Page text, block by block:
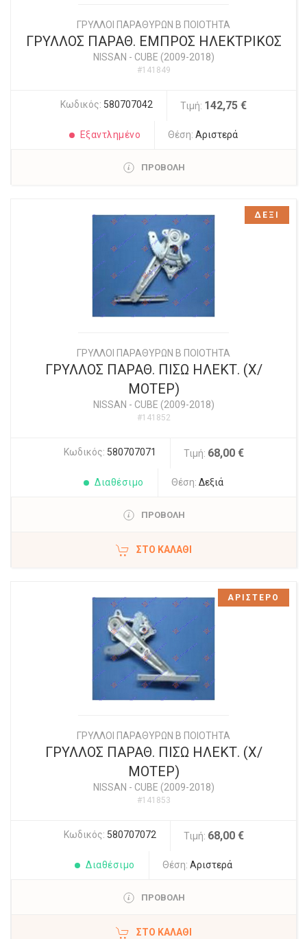
ΓΡΥΛΛΟΙ ΠΑΡΑΘΥΡΩΝ Β ΠΟΙΟΤΗΤΑ
ΓΡΥΛΛΟΣ ΠΑΡΑΘ. ΕΜΠΡΟΣ ΗΛΕΚΤΡΙΚΟΣ
NISSAN - CUBE (2009-2018)
#141849
Κωδικός: 580707042 Τιμή: 142,75 €
Εξαντλημένο Θέση:Αριστερά
ΠΡΟΒΟΛΗ
ΓΡΥΛΛΟΙ ΠΑΡΑΘΥΡΩΝ Β ΠΟΙΟΤΗΤΑ
ΓΡΥΛΛΟΣ ΠΑΡΑΘ. ΠΙΣΩ ΗΛΕΚΤ. (Χ/
ΜΟΤΕΡ)
NISSAN - CUBE (2009-2018)
#141852
Κωδικός: 580707071 Τιμή: 68,00 €
Διαθέσιμο Θέση: Δεξιά
ΠΡΟΒΟΛΗ
ΣΤΟ ΚΑΛΆΘΙ
ΔΕΞΙ
ΓΡΥΛΛΟΙ ΠΑΡΑΘΥΡΩΝ Β ΠΟΙΟΤΗΤΑ
ΓΡΥΛΛΟΣ ΠΑΡΑΘ. ΠΙΣΩ ΗΛΕΚΤ. (Χ/
ΜΟΤΕΡ)
NISSAN - CUBE (2009-2018)
#141853
Κωδικός: 580707072 Τιμή: 68,00 €
Διαθέσιμο Θέση: Αριστερά
ΠΡΟΒΟΛΗ
ΣΤΟ ΚΑΛΆΘΙ
ΑΡΙΣΤΕΡΟ